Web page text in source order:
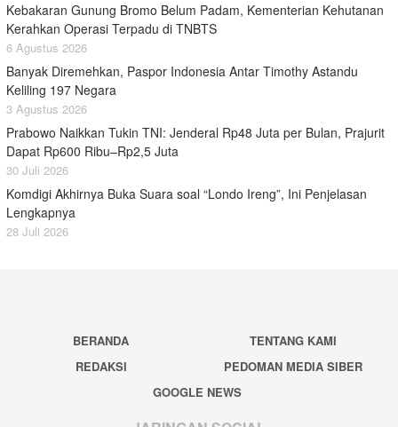
Kebakaran Gunung Bromo Belum Padam, Kementerian Kehutanan
Kerahkan Operasi Terpadu di TNBTS
6 Agustus 2026
Banyak Diremehkan, Paspor Indonesia Antar Timothy Astandu
Keliling 197 Negara
3 Agustus 2026
Prabowo Naikkan Tukin TNI: Jenderal Rp48 Juta per Bulan, Prajurit
Dapat Rp600 Ribu–Rp2,5 Juta
30 Juli 2026
Komdigi Akhirnya Buka Suara soal “Londo Ireng”, Ini Penjelasan
Lengkapnya
28 Juli 2026
BERANDA
TENTANG KAMI
REDAKSI
PEDOMAN MEDIA SIBER
GOOGLE NEWS